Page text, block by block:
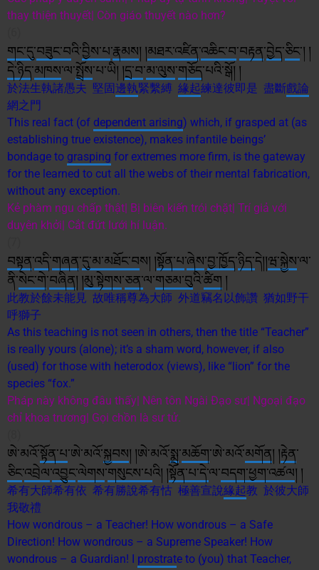
thay thiện thuyết| Còn giáo thuyết nào hơn?
གང་དུ་བཟུང་བའི་བྱིས་པ་རྣམས། །མཐར་འཛིན་འཆིང་བ་བརྟན་བྱེད་ཅིང༌། །
དེ་ཉིད་མཁས་ལ་སྤྲོས་པ་ཡི། །དྲ་བ་མ་ལུས་གཅོད་པའི་སྒོ། །
於法生執諸愚夫 堅固邊執緊繫縛 緣起練達彼即是 盡斷戲論
網之門
This real fact (of dependent arising) which, if grasped at (as
establishing true existence), makes infantile beings’
bondage to grasping for extremes more firm, is the gateway
for the learned to cut all the webs of their mental fabrication,
without any exception.
Kẻ phàm ngu chấp thật| Bị biên kiến trói chặt| Trí giả với
duyên khởi| Cắt đứt lưới hí luận.
བསྟན་འདི་གཞན་དུ་མ་མཐོང་བས། །སྟོན་པ་ཞེས་བྱ་ཁྱོད་ཉིད་དེ།།ཝ་སྐྱེས་ལ་
ནི་སེང་གེ་བཞིན། །མུ་སྟེགས་ཅན་ལ་གཅམ་བུའི་ཚིག །
此教於餘未能見 故唯稱尊為大師 外道竊名以飾讚 猶如野干
呼獅子
As this teaching is not seen in others, then the title “Teacher”
is really yours (alone); it’s a sham word, however, if also
(used) for those with heterodox (views), like “lion” for the
species “fox.”
Pháp này không đâu thấy| Nên tôn Ngài Đạo sư| Ngoại đạo
chỉ khoa trương| Gọi chồn là sư tử.
ཨེ་མའོ་སྟོན་པ་ཨེ་མའོ་སྐྱབས། །ཨེ་མའོ་སྨྲ་མཆོག་ཨེ་མའོ་མགོན། །རྟེན་
ཅིང་འབྲེལ་འབྱུང་ལེགས་གསུངས་པའི། །སྟོན་པ་དེ་ལ་བདག་ཕྱག་འཚལ། །
希有大師希有依 希有勝說希有怙 極善宣說緣起教 於彼大師
我敬禮
How wondrous – a Teacher! How wondrous – a Safe
Direction! How wondrous – a Supreme Speaker! How
wondrous – a Guardian! I prostrate to (you) that Teacher,